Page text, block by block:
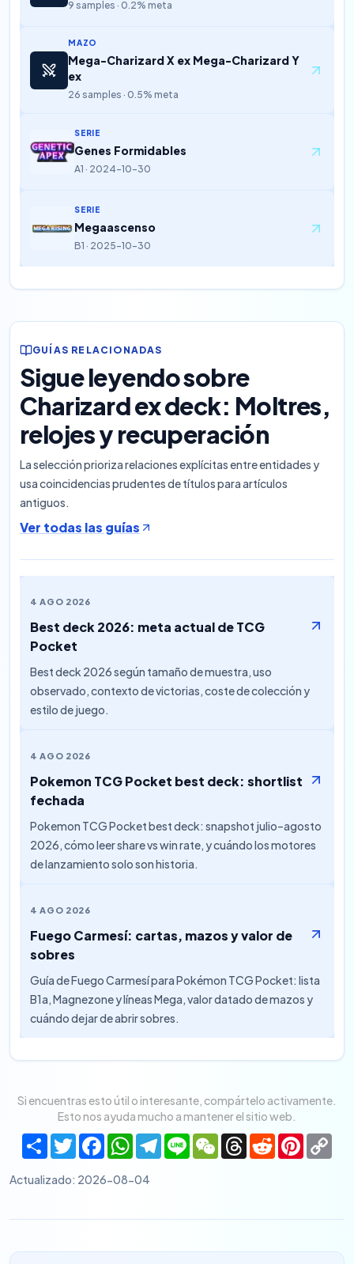
9 samples · 0.2% meta
MAZO
Mega-Charizard X ex Mega-Charizard Y
ex
26 samples · 0.5% meta
SERIE
Genes Formidables
A1 · 2024-10-30
SERIE
Megaascenso
B1 · 2025-10-30
GUÍAS RELACIONADAS
Sigue leyendo sobre
Charizard ex deck: Moltres,
relojes y recuperación
La selección prioriza relaciones explícitas entre entidades y
usa coincidencias prudentes de títulos para artículos
antiguos.
Ver todas las guías
4 AGO 2026
Best deck 2026: meta actual de TCG
Pocket
Best deck 2026 según tamaño de muestra, uso
observado, contexto de victorias, coste de colección y
estilo de juego.
4 AGO 2026
Pokemon TCG Pocket best deck: shortlist
fechada
Pokemon TCG Pocket best deck: snapshot julio–agosto
2026, cómo leer share vs win rate, y cuándo los motores
de lanzamiento solo son historia.
4 AGO 2026
Fuego Carmesí: cartas, mazos y valor de
sobres
Guía de Fuego Carmesí para Pokémon TCG Pocket: lista
B1a, Magnezone y líneas Mega, valor datado de mazos y
cuándo dejar de abrir sobres.
Si encuentras esto útil o interesante, compártelo activamente.
Esto nos ayuda mucho a mantener el sitio web.
ShareTwitterFacebookWhatsApp
Telegram
Line WeChatThreads
Reddit
Actualizado: 2026-08-04